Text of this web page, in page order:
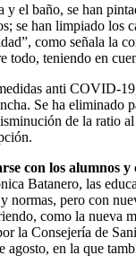
y el baño, se han
se han limpiado los
como señala la
teniendo en
anti COVID-
Se ha eliminado
de la ratio
con los alumnos y
Batanero, las
normas, pero con
como la nueva
la Consejería de
agosto, en la que